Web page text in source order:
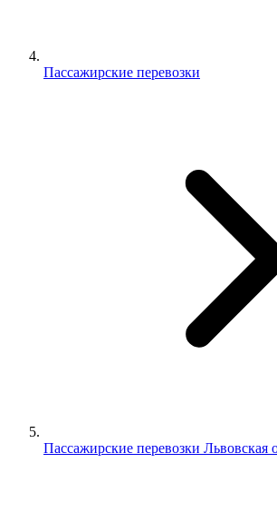
Пассажирские перевозки
Пассажирские перевозки Львовская